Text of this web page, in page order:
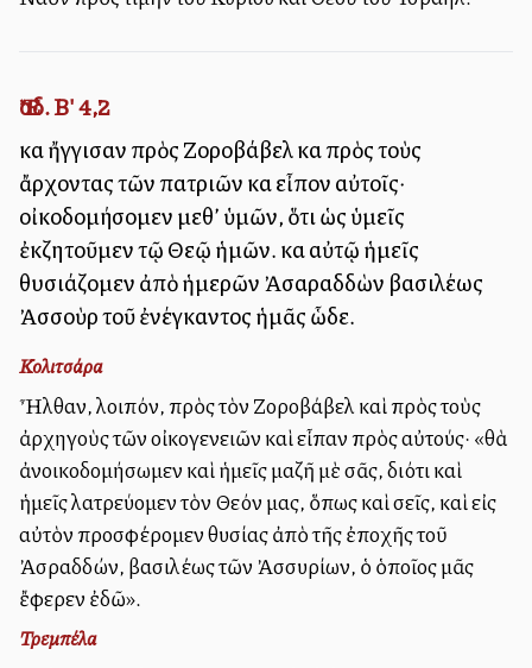
Ἔσδ. Β' 4,2
καὶ ἤγγισαν πρὸς Ζοροβάβελ καὶ πρὸς τοὺς
ἄρχοντας τῶν πατριῶν καὶ εἶπον αὐτοῖς·
οἰκοδομήσομεν μεθ’ ὑμῶν, ὅτι ὡς ὑμεῖς
ἐκζητοῦμεν τῷ Θεῷ ἡμῶν. καὶ αὐτῷ ἡμεῖς
θυσιάζομεν ἀπὸ ἡμερῶν Ἀσαραδδὼν βασιλέως
Ἀσσοὺρ τοῦ ἐνέγκαντος ἡμᾶς ὧδε.
Κολιτσάρα
Ἦλθαν, λοιπόν, πρὸς τὸν Ζοροβάβελ καὶ πρὸς τοὺς
ἀρχηγοὺς τῶν οἰκογενειῶν καὶ εἶπαν πρὸς αὐτούς· «θὰ
ἀνοικοδομήσωμεν καὶ ἡμεῖς μαζῆ μὲ σᾶς, διότι καὶ
ἡμεῖς λατρεύομεν τὸν Θεόν μας, ὅπως καὶ σεῖς, καὶ εἰς
αὐτὸν προσφέρομεν θυσίας ἀπὸ τῆς ἐποχῆς τοῦ
Ἀσραδδών, βασιλέως τῶν Ἀσσυρίων, ὁ ὁποῖος μᾶς
ἔφερεν ἐδῶ».
Τρεμπέλα